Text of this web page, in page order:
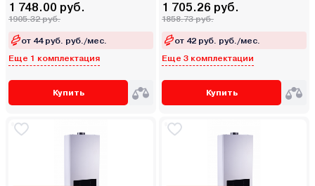
1 748.00 руб.
1905.32 руб.
от 44 руб. руб./мес.
Еще 1 комплектация
Купить
1 705.26 руб.
1858.73 руб.
от 42 руб. руб./мес.
Еще 3 комплектации
Купить